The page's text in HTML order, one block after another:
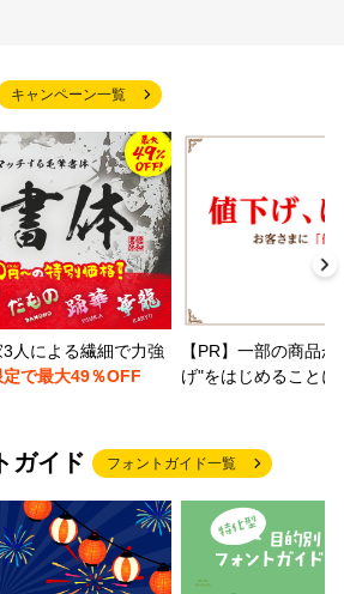
キャンペーン一覧
人による繊細で力強
で最大49％OFF
【PR】一部の商品
げ"をはじめること
ガイド フォントガイド一覧